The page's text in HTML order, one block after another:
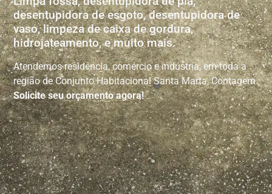
desentupidora de esgoto, desentupidora de
vaso, limpeza de caixa de gordura,
hidrojateamento, e muito mais.
Atendemos residência, comércio e indústria, em toda a
região de Conjunto Habitacional Santa Marta, Contagem.
Solicite seu orçamento agora!